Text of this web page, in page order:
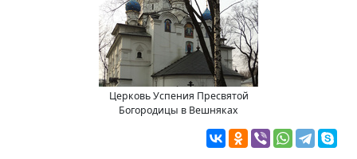
Церковь Успения Пресвятой
Богородицы в Вешняках